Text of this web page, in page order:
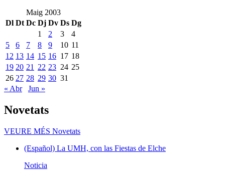
Maig 2003
Dl Dt Dc Dj Dv Ds Dg
1
2 3
4
5
6 7 8 9 10 11
12 13 14 15 16 17 18
19 20 21 22 23 24 25
26 27 28 29 30 31
« Abr
Jun »
Novetats
VEURE MÉS Novetats
(Español) La UMH, con las Fiestas de Elche
Noticia